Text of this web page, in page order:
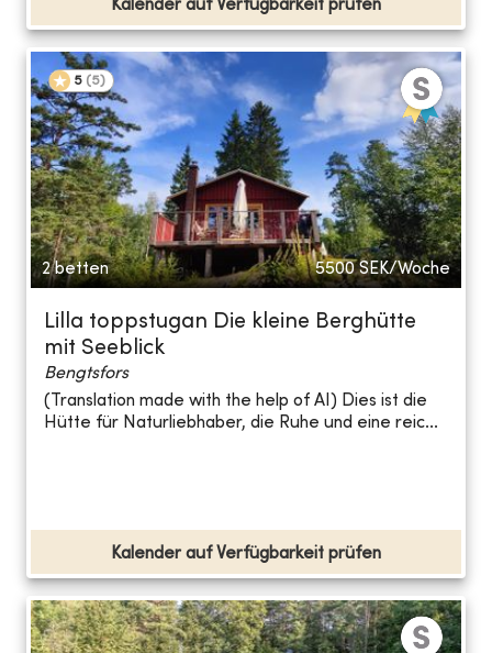
Kalender auf Verfügbarkeit prüfen
5 (5)
2 betten 5500 SEK/Woche
Lilla toppstugan Die kleine Berghütte
mit Seeblick
Bengtsfors
(Translation made with the help of AI) Dies ist die
Hütte für Naturliebhaber, die Ruhe und eine reic...
Kalender auf Verfügbarkeit prüfen